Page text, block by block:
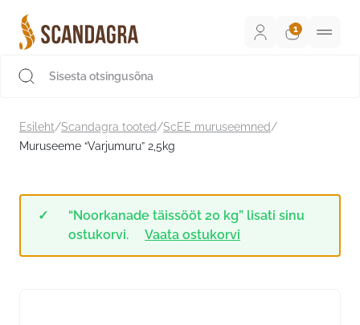
sisu
juurde
Esileht/Scandagra tooted/ScEE muruseemned/
Muruseeme “Varjumuru” 2,5kg
“Noorkanade täissööt 20 kg” lisati sinu
ostukorvi.
Vaata ostukorvi